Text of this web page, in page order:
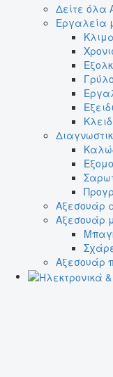
Δείτε όλα
Εργαλεία
Αξεσουάρ
Αξεσουάρ
Αξεσουάρ